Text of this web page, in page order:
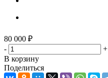
80 000 ₽
-
+
В корзину
Поделиться